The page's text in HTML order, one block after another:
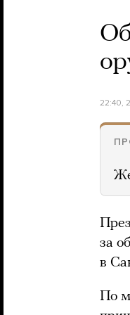
22:40,
за
в
По